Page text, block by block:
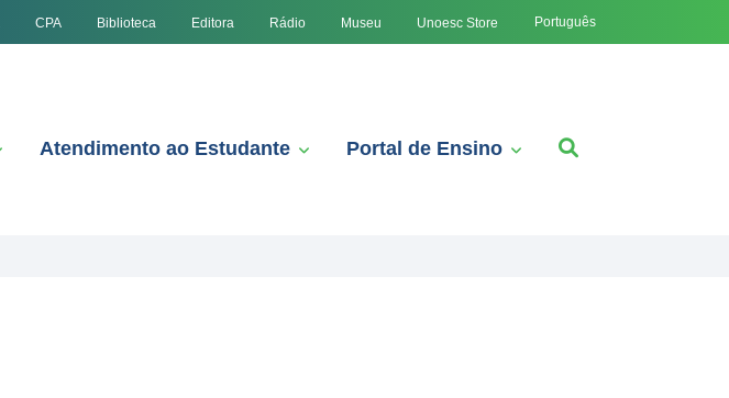
CPA Biblioteca Editora Rádio Museu Unoesc Store Português
Atendimento ao Estudante Portal de Ensino